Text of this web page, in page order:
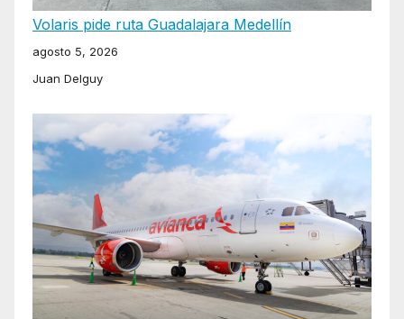
Volaris pide ruta Guadalajara Medellín
agosto 5, 2026
Juan Delguy